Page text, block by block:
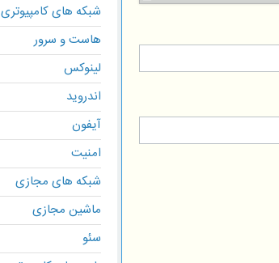
شبکه های کامپیوتری
هاست و سرور
لینوکس
اندروید
آیفون
امنیت
شبکه های مجازی
ماشین مجازی
سئو